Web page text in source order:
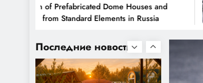
of Prefabricated Dome Houses and
from Standard Elements in Russia
Последние новости
Пробуждение наших
выбрать место для
купольного дома